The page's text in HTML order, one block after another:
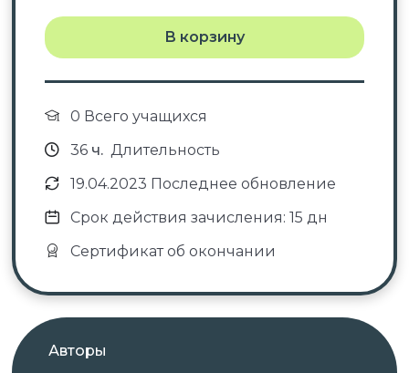
В корзину
0 Всего учащихся
36ч. Длительность
19.04.2023 Последнее обновление
Срок действия зачисления: 15 дн
Сертификат об окончании
Авторы